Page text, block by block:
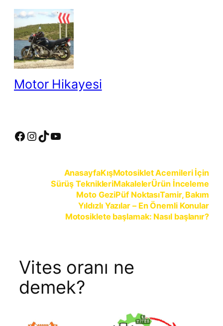
İçeriğe
Motor Hikayesi
Facebook InstagramTikTok YouTube
AnasayfaKışMotosiklet Acemileri İçin
Sürüş TeknikleriMakalelerÜrün İnceleme
Moto GeziPüf NoktasıTamir, Bakım
Yıldızlı Yazılar – En Önemli Konular
Motosiklete başlamak: Nasıl başlanır?
Vites oranı ne
demek?